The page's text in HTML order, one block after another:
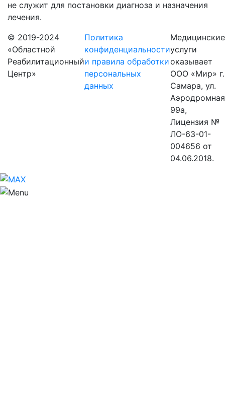
не служит для постановки диагноза и назначения
лечения.
© 2019-2024
«Областной
Реабилитационный
Центр»
Политика
конфиденциальности
и правила обработки
персональных
данных
Медицинские
услуги
оказывает
ООО «Мир» г.
Самара, ул.
Аэродромная
99а,
Лицензия №
ЛО-63-01-
004656 от
04.06.2018.